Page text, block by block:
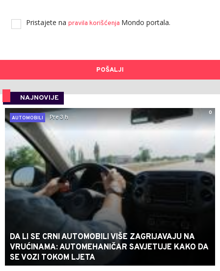
Pristajete na pravila korišćenja Mondo portala.
POŠALJI
NAJNOVIJE
0
AUTOMOBILI
Pre 3 h
DA LI SE CRNI AUTOMOBILI VIŠE ZAGRIJAVAJU NA
VRUĆINAMA: AUTOMEHANIČAR SAVJETUJE KAKO DA
SE VOZI TOKOM LJETA